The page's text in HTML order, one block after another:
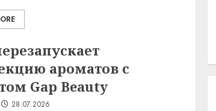
ароматов с
Gap Beauty
28.07.2026